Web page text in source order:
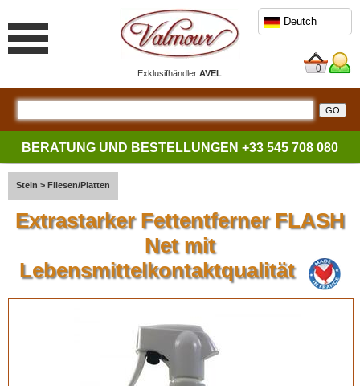
ExklusifhändlerAVEL
Deutch
0
BERATUNG UND BESTELLUNGEN +33 545 708 080
Stein > Fliesen/Platten
Extrastarker Fettentferner FLASH
Net mit
Lebensmittelkontaktqualität